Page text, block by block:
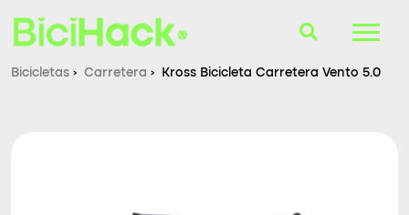
Bicicletas › Carretera › Kross Bicicleta Carretera Vento 5.0